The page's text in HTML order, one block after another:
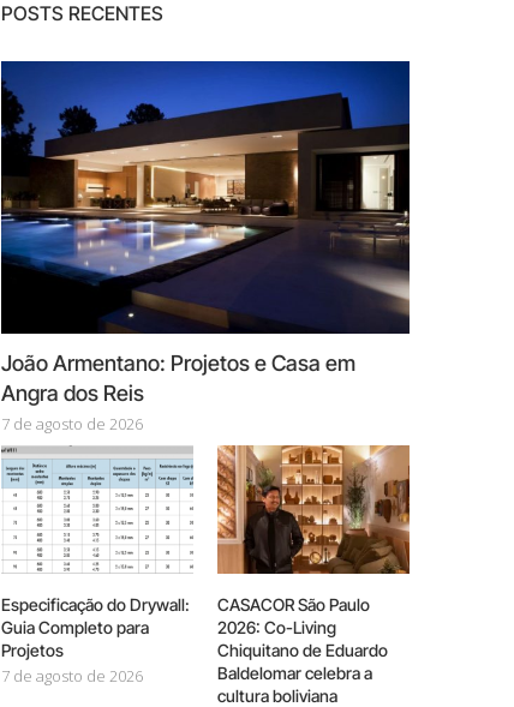
POSTS RECENTES
João Armentano: Projetos e Casa em
Angra dos Reis
7 de agosto de 2026
Especificação do Drywall:
Guia Completo para
Projetos
7 de agosto de 2026
CASACOR São Paulo
2026: Co-Living
Chiquitano de Eduardo
Baldelomar celebra a
cultura boliviana